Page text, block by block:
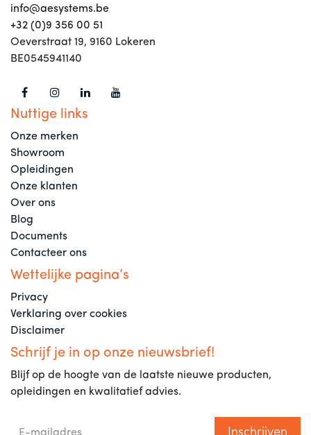
info@aesystems.be
+32 (0)9 356 00 51
Oeverstraat 19, 9160 Lokeren
BE0545941140
Nuttige links
Onze merken
Showroom
Opleidingen
Onze klanten
Over ons
Blog
Documents
Contacteer ons
Wettelijke pagina’s
Privacy
Verklaring over cookies
Disclaimer
Schrijf je in op onze nieuwsbrief!
Blijf op de hoogte van de laatste nieuwe producten,
opleidingen en kwalitatief advies.